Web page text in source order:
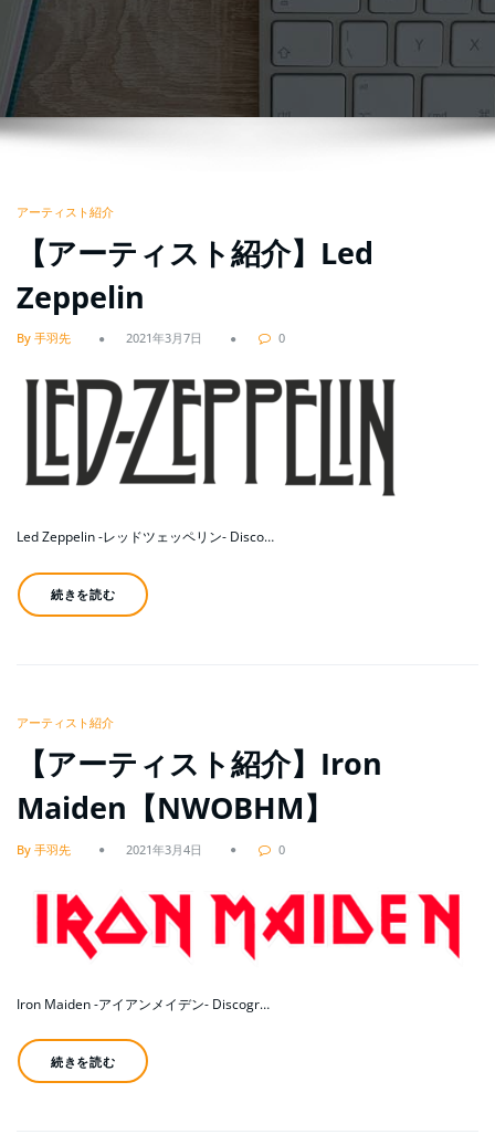
アーティスト紹介
【アーティスト紹介】Led
Zeppelin
By 手羽先 2021年3月7日 0
Led Zeppelin -レッドツェッペリン- Disco…
続きを読む
アーティスト紹介
【アーティスト紹介】Iron
Maiden【NWOBHM】
By 手羽先 2021年3月4日 0
Iron Maiden -アイアンメイデン- Discogr…
続きを読む